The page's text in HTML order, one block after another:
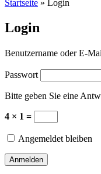
Startseite » Login
Login
Benutzername oder E-
Passwort
Bitte geben Sie eine
4 × 1 =
Angemeldet bleiben